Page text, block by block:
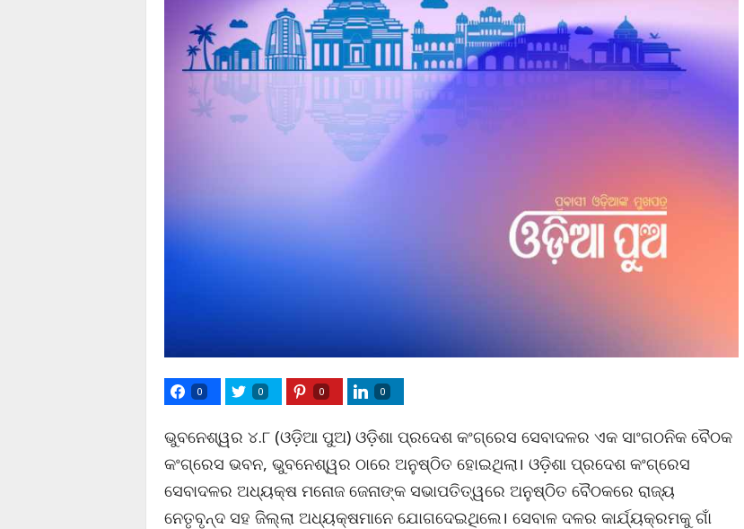
0 0 0 0
ଭୁବନେଶ୍ୱର ୪.୮ (ଓଡ଼ିଆ ପୁଅ) ଓଡ଼ିଶା ପ୍ରଦେଶ କଂଗ୍ରେସ ସେବାଦଳର ଏକ ସାଂଗଠନିକ ବୈଠକ
କଂଗ୍ରେସ ଭବନ, ଭୁବନେଶ୍ୱର ଠାରେ ଅନୁଷ୍ଠିତ ହୋଇଥିଲା। ଓଡ଼ିଶା ପ୍ରଦେଶ କଂଗ୍ରେସ
ସେବାଦଳର ଅଧ୍ୟକ୍ଷ ମନୋଜ ଜେନାଙ୍କ ସଭାପତିତ୍ୱରେ ଅନୁଷ୍ଠିତ ବୈଠକରେ ରାଜ୍ୟ
ନେତୃବୃନ୍ଦ ସହ ଜିଲ୍ଲା ଅଧ୍ୟକ୍ଷମାନେ ଯୋଗଦେଇଥିଲେ। ସେବାଳ ଦଳର କାର୍ଯ୍ୟକ୍ରମକୁ ଗାଁ